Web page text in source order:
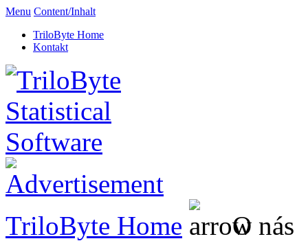
Menu Content/Inhalt
TriloByte Home
Kontakt
TriloByte Home O nás